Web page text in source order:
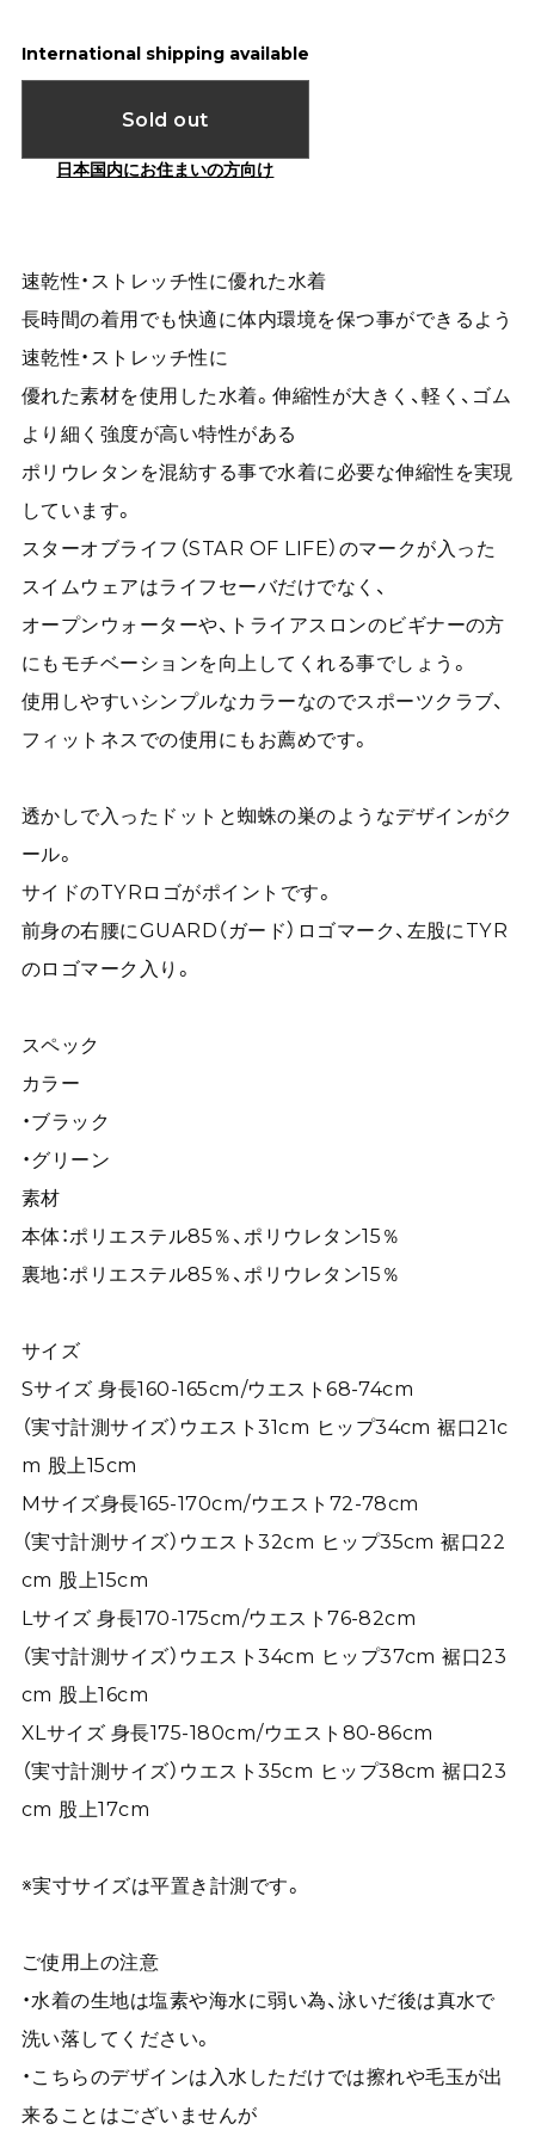
International shipping available
Sold out
日本国内にお住まいの方向け
速乾性・ストレッチ性に優れた水着
長時間の着用でも快適に体内環境を保つ事ができるよう
速乾性・ストレッチ性に
優れた素材を使用した水着。伸縮性が大きく、軽く、ゴム
より細く強度が高い特性がある
ポリウレタンを混紡する事で水着に必要な伸縮性を実現
しています。
スターオブライフ（STAR OF LIFE）のマークが入った
スイムウェアはライフセーバだけでなく、
オープンウォーターや、トライアスロンのビギナーの方
にもモチベーションを向上してくれる事でしょう。
使用しやすいシンプルなカラーなのでスポーツクラブ、
フィットネスでの使用にもお薦めです。
透かしで入ったドットと蜘蛛の巣のようなデザインがク
ール。
サイドのTYRロゴがポイントです。
前身の右腰にGUARD（ガード）ロゴマーク、左股にTYR
のロゴマーク入り。
スペック
カラー
・ブラック
・グリーン
素材
本体：ポリエステル85％、ポリウレタン15％
裏地：ポリエステル85％、ポリウレタン15％
サイズ
Sサイズ 身長160-165cm/ウエスト68-74cm
（実寸計測サイズ）ウエスト31cm ヒップ34cm 裾口21c
m 股上15cm
Mサイズ身長165-170cm/ウエスト72-78cm
（実寸計測サイズ）ウエスト32cm ヒップ35cm 裾口22
cm 股上15cm
Lサイズ 身長170-175cm/ウエスト76-82cm
（実寸計測サイズ）ウエスト34cm ヒップ37cm 裾口23
cm 股上16cm
XLサイズ 身長175-180cm/ウエスト80-86cm
（実寸計測サイズ）ウエスト35cm ヒップ38cm 裾口23
cm 股上17cm
※実寸サイズは平置き計測です。
ご使用上の注意
・水着の生地は塩素や海水に弱い為、泳いだ後は真水で
洗い落してください。
・こちらのデザインは入水しただけでは擦れや毛玉が出
来ることはございませんが